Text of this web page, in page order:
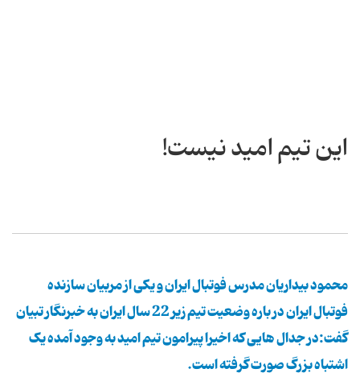
این تیم امید نیست!
محمود بیداریان مدرس فوتبال ایران و یکی از مربیان سازنده
فوتبال ایران در باره وضعیت تیم زیر 22 سال ایران به خبرنگار تبیان
گفت:در جدال هایی که اخیرا پیرامون تیم امید به وجود آمده یک
اشتباه بزرگ صورت گرفته است.